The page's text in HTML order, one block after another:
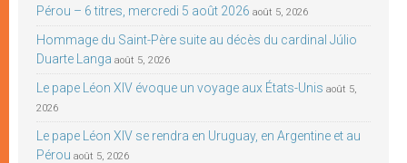
Pérou – 6 titres, mercredi 5 août 2026 août 5, 2026
Hommage du Saint-Père suite au décès du cardinal Júlio
Duarte Langa août 5, 2026
Le pape Léon XIV évoque un voyage aux États-Unis août 5,
2026
Le pape Léon XIV se rendra en Uruguay, en Argentine et au
Pérou août 5, 2026